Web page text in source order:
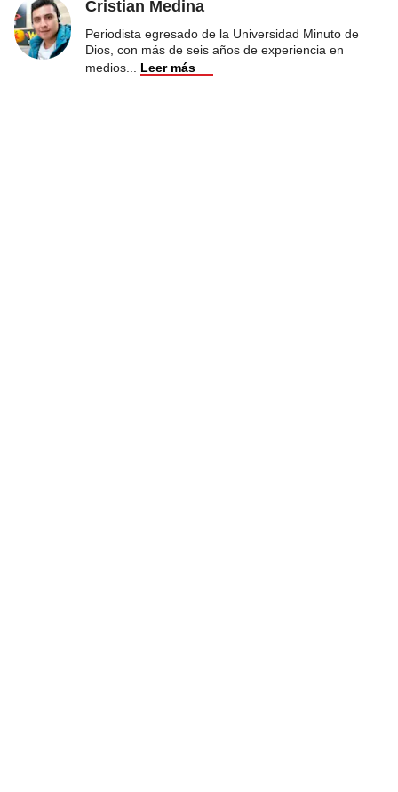
Cristian Medina
Periodista egresado de la Universidad Minuto de
Dios, con más de seis años de experiencia en
medios
Leer más